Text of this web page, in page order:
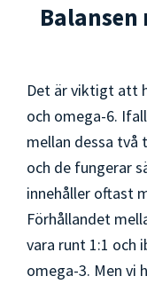
Balansen
Det är viktigt att
och omega-6.
mellan dessa två
och de fungerar
innehåller oftast
Förhållandet
vara runt 1:1 och
omega-3. Men